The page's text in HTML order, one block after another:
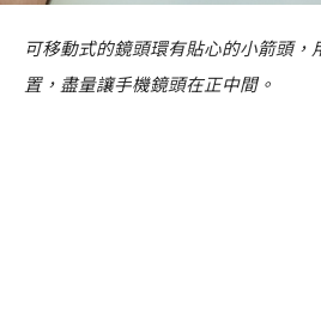
可移動式的鏡頭環有貼心的小箭頭，
置，盡量讓手機鏡頭在正中間。